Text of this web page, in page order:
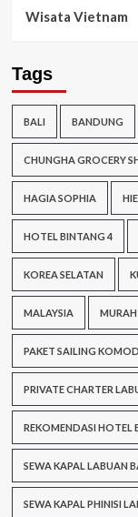
Wisata Vietnam
Tags
BALI BANDUNG
CHUNGHA GROCERY
HAGIA SOPHIA
HOTEL BINTANG 4
KOREA SELATAN
MALAYSIA MURAH
PAKET SAILING
PRIVATE CHARTER
REKOMENDASI HOTEL
SEWA KAPAL LABUAN
SEWA KAPAL PHINISI